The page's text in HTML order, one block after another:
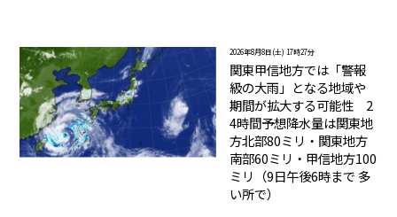
2026年8月8日(土) 17時27分
関東甲信地方では「警報
級の大雨」となる地域や
期間が拡大する可能性 2
4時間予想降水量は関東地
方北部80ミリ・関東地方
南部60ミリ・甲信地方100
ミリ（9日午後6時まで 多
い所で）